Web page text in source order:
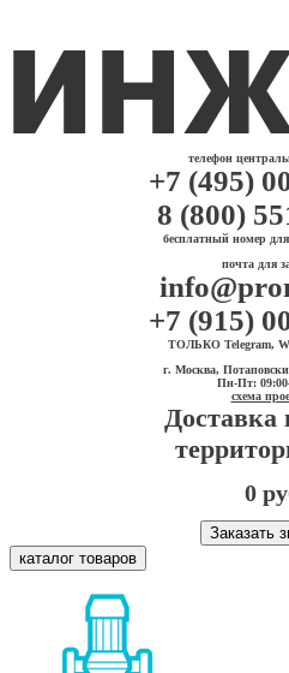
телефон
+7 (495)
8 (800)
бесплатный номер
почта для
+7 (915)
ТОЛЬКО Telegram,
г. Москва,
Пн-Пт:
схема
Доставка
0
Заказать
каталог товаров